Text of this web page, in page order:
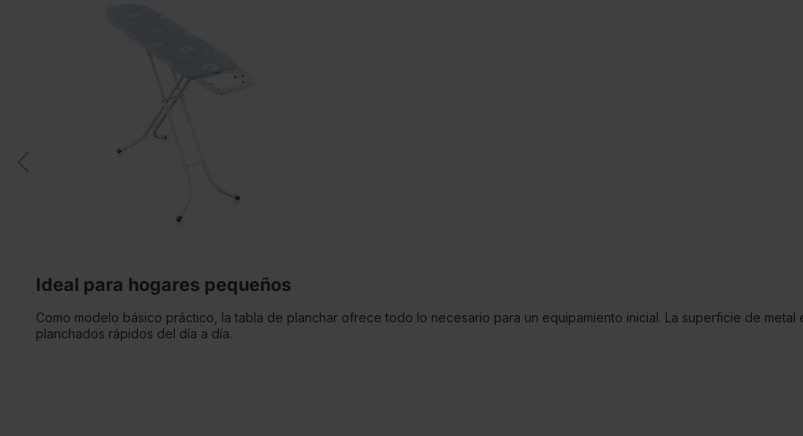
Ideal para hogares pequeños
Como modelo básico práctico, la tabla de planchar ofrece todo lo necesario para un equipamiento inicial. La superficie de
planchados rápidos del día a día.